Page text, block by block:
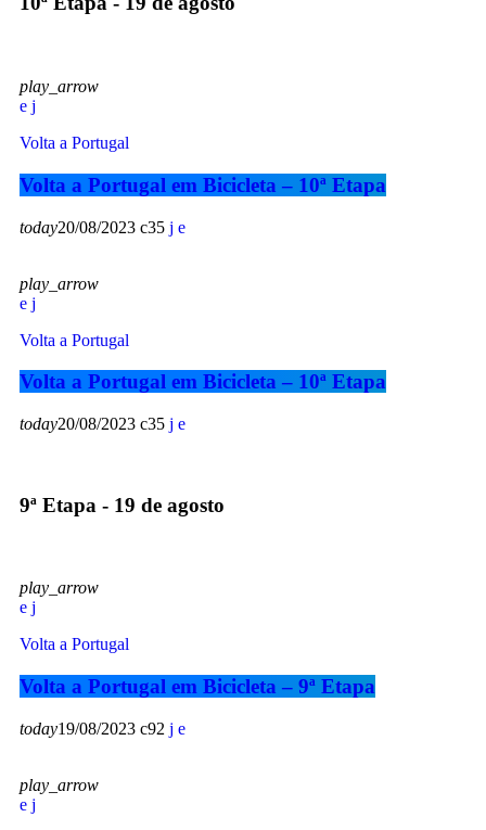
play_arrow
Volta a Portugal
Volta a Portugal em Bicicleta – 10ª Etapa
today20/08/2023 35
play_arrow
Volta a Portugal
Volta a Portugal em Bicicleta – 10ª Etapa
today20/08/2023 35
9ª Etapa - 19 de agosto
play_arrow
Volta a Portugal
Volta a Portugal em Bicicleta – 9ª Etapa
today19/08/2023 92
play_arrow